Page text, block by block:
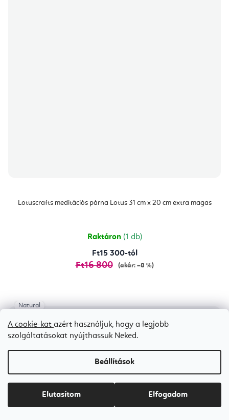
A cookie-kat azért használjuk, hogy a legjobb
szolgáltatásokat nyújthassuk Neked.
Beállítások
Elutasítom Elfogadom
Lotuscrafts meditációs párna Lotus 31 cm x 20 cm extra magas
Raktáron (1 db)
Ft15 300-tól
Ft16 800 (akár: –8 %)
Bestseller
Natural